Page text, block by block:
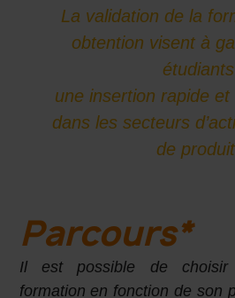
La validation de la
obtention visent à
étudiants
une insertion rapide
dans les secteurs
de
Parcours*
Il est possible de
formation en fonction de son